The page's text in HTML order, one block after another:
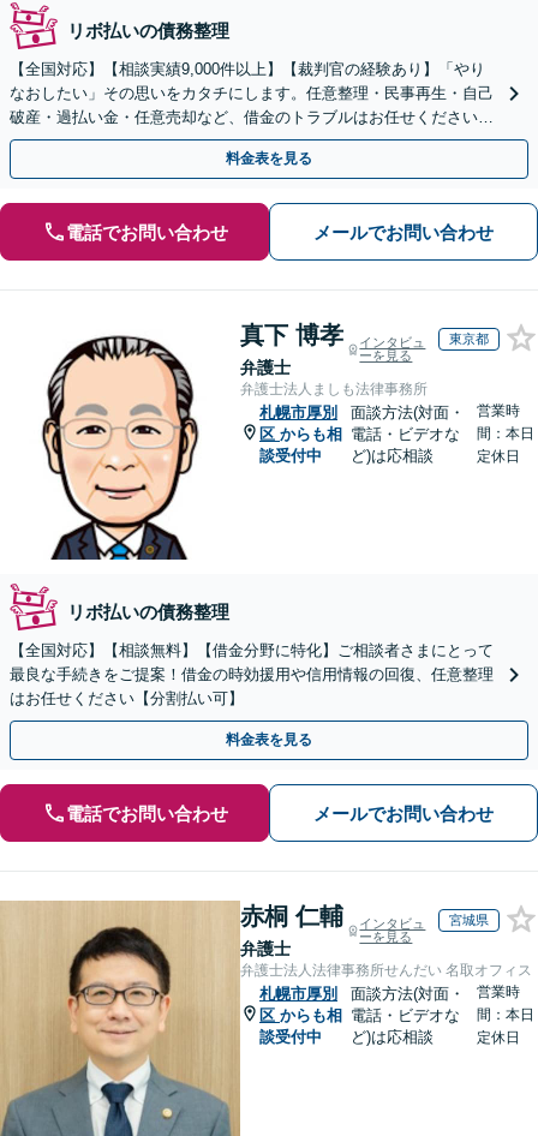
リボ払いの債務整理
【全国対応】【相談実績9,000件以上】【裁判官の経験あり】「やり
なおしたい」その思いをカタチにします。任意整理・民事再生・自己
破産・過払い金・任意売却など、借金のトラブルはお任せください。
【初回相談無料】【全国対応可能】
料金表を見る
電話でお問い合わせ メールでお問い合わせ
真下 博孝
弁護士
インタビュ
ーを見る
東京都
弁護士法人ましも法律事務所
札幌市厚別
区 からも相
談受付中
面談方法(対面・
電話・ビデオな
ど)は応相談
営業時
間：本日
定休日
リボ払いの債務整理
【全国対応】【相談無料】【借金分野に特化】ご相談者さまにとって
最良な手続きをご提案！借金の時効援用や信用情報の回復、任意整理
はお任せください【分割払い可】
料金表を見る
電話でお問い合わせ メールでお問い合わせ
赤桐 仁輔
弁護士
インタビュ
ーを見る
宮城県
弁護士法人法律事務所せんだい 名取オフィス
札幌市厚別
区 からも相
談受付中
面談方法(対面・
電話・ビデオな
ど)は応相談
営業時
間：本日
定休日